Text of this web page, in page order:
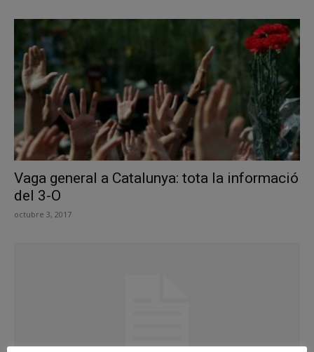
Vaga general a Catalunya: tota la informació
del 3-O
octubre 3, 2017